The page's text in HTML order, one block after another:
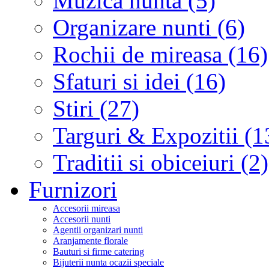
Organizare nunti (6)
Rochii de mireasa (16)
Sfaturi si idei (16)
Stiri (27)
Targuri & Expozitii
Traditii si obiceiuri (2)
Furnizori
Accesorii mireasa
Accesorii nunti
Agentii organizari nunti
Aranjamente florale
Bauturi si firme catering
Bijuterii nunta ocazii speciale